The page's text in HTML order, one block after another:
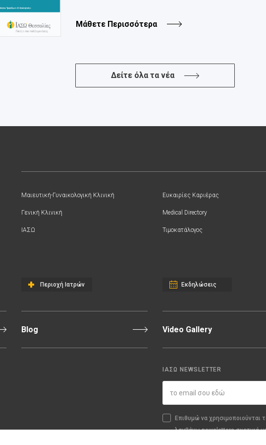
Μάθετε Περισσότερα
Δείτε όλα τα νέα
Μαιευτική-Γυναικολογική Κλινική
Γενική Κλινική
ΙΑΣΩ
Περιοχή Ιατρών
Ευκαιρίες Καριέρας
Medical Directory
Τιμοκατάλογος
Εκδηλώσεις
Blog Video Gallery
ΙΑΣΩ NEWSLETTER
Επιθυμώ να χρησιμοποιούνται
λαμβάνω newsletters σχετικά